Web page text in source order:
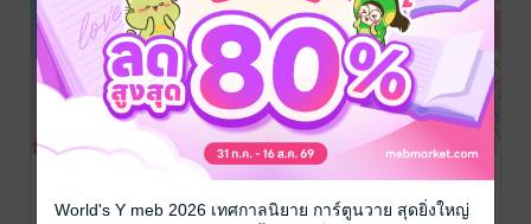
ของขวัญเดือนสาม
กรุณาเข้าสู่
ระบบก่อน
ฉันคือนางร้าย
เขียน
ของขวัญเดือนสาม
World's Y meb 2026 เทศกาลนิยาย การ์ตูนวาย สุดยิ่งใหญ่